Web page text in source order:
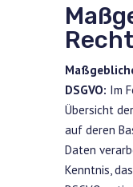
DSGVO: Im
Übersicht
auf deren
Daten
Kenntnis,